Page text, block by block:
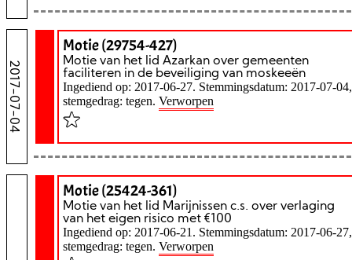
2017-07-04
Motie (29754-427)
Motie van het lid Azarkan over gemeenten
faciliteren in de beveiliging van moskeeën
Ingediend op: 2017-06-27. Stemmingsdatum: 2017-07-04,
stemgedrag: tegen. Verworpen
Motie (25424-361)
Motie van het lid Marijnissen c.s. over verlaging
van het eigen risico met €100
Ingediend op: 2017-06-21. Stemmingsdatum: 2017-06-27,
stemgedrag: tegen. Verworpen